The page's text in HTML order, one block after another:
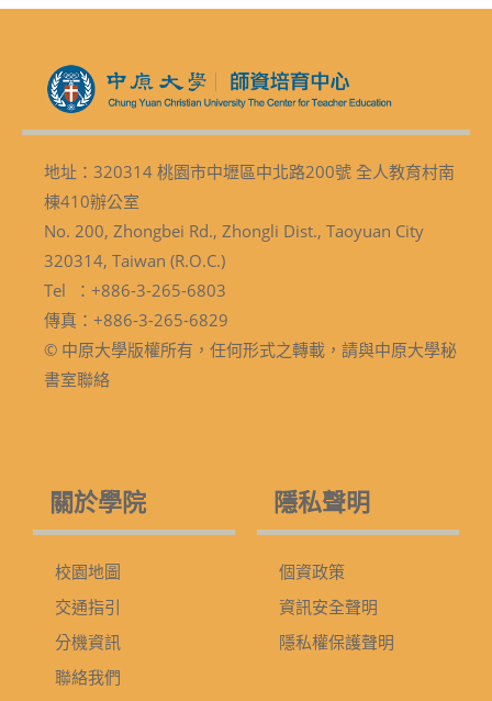
地址：320314 桃園市中壢區中北路200號 全人教育村南
棟410辦公室
No. 200, Zhongbei Rd., Zhongli Dist., Taoyuan City
320314, Taiwan (R.O.C.)
Tel ：+886-3-265-6803
傳真：+886-3-265-6829
© 中原大學版權所有，任何形式之轉載，請與中原大學秘
書室聯絡
關於學院
校園地圖
交通指引
分機資訊
聯絡我們
隱私聲明
個資政策
資訊安全聲明
隱私權保護聲明